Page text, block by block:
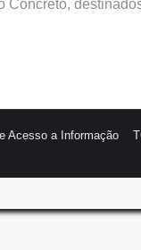
Acesso a Informação